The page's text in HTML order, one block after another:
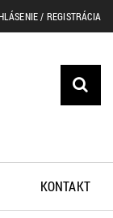
/ REGISTRÁCIA
KONTAKT